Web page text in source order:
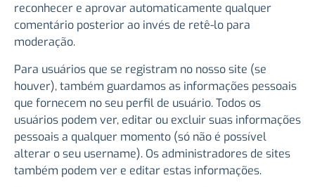
reconhecer e aprovar automaticamente qualquer
comentário posterior ao invés de retê-lo para
moderação.
Para usuários que se registram no nosso site (se
houver), também guardamos as informações pessoais
que fornecem no seu perfil de usuário. Todos os
usuários podem ver, editar ou excluir suas informações
pessoais a qualquer momento (só não é possível
alterar o seu username). Os administradores de sites
também podem ver e editar estas informações.